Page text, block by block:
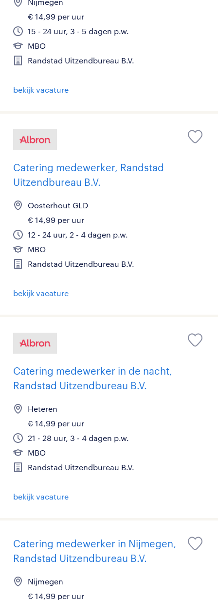
€ 14,99 per uur
15 - 24 uur, 3 - 5 dagen p.w.
MBO
Randstad Uitzendbureau B.V.
bekijk vacature
Catering medewerker, Randstad
Uitzendbureau B.V.
Oosterhout GLD
€ 14,99 per uur
12 - 24 uur, 2 - 4 dagen p.w.
MBO
Randstad Uitzendbureau B.V.
bekijk vacature
Catering medewerker in de nacht,
Randstad Uitzendbureau B.V.
Heteren
€ 14,99 per uur
21 - 28 uur, 3 - 4 dagen p.w.
MBO
Randstad Uitzendbureau B.V.
bekijk vacature
Catering medewerker in Nijmegen,
Randstad Uitzendbureau B.V.
Nijmegen
€ 14,99 per uur